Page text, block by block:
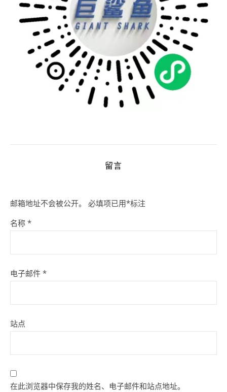
留言
邮箱地址不会被公开。 必填项已用*标注
名称 *
电子邮件 *
站点
在此浏览器中保存我的姓名、电子邮件和站点地址。